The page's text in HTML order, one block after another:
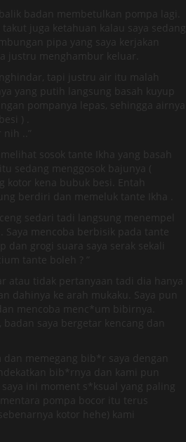
badan membetulkan pompa lagi.
juga ketahuan kalau saya sedang
pipa yang saya kerjakan
justru menghambur keluar.
tapi justru air itu malah
yang putih langsung basah kuyup
pompanya lepas, sehingga airnya
) .
..”
sosok tante Ikha yang basah
sedang menggosok bajunya (
kotor kena bubuk besi. Entah
berdiri dan memeluk tante Ikha .
sedari tadi langsung menempel
Saya mencoba berbisik pada tante
dan grogi suara saya serak sekali
tante boleh ? ”
atau tidak pertanyaan tadi dia hanya
dahinya ke arah mukaku. Saya pun
mencoba menc*um bibirnya.
saya bergetar kencang dan
memegang bib*r saya dengan
bib*rnya dan kami pun
ini moment s*ksual yang paling
pompa bocor itu terus
kotor hehe) kami